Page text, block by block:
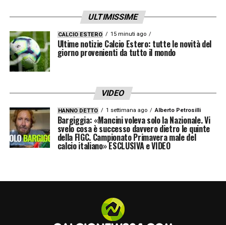
vari nomi, io dico solo questo: anche se
rinunciare a un club per fare il ct significa
guadagnare almeno la metà, io la Nazionale
la allenerei domani
IL DIVARIO DEL CALCIO ITALIANO CON
L’ESTERO«Il calcio italiano ha un volume
d’affari di circa un miliardo e mezzo; la
Premier di otto. Il resto è conseguenza. Oggi
IL MILAN DI ALLEGRI E L’OBIETTIVO
ULTIMISSIME
CALCIO ESTERO 15 minuti ago
Ultime notizie Calcio Estero: tutte le novità del
giorno provenienti da tutto il mondo
VIDEO
HANNO DETTO 1 settimana ago Alberto Petrosilli
Bargiggia: «Mancini voleva solo la Nazionale. Vi
svelo cosa è successo davvero dietro le quinte
della FIGC. Campionato Primavera male del
calcio italiano» ESCLUSIVA e VIDEO